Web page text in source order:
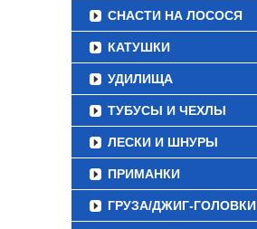
СНАСТИ НА ЛОСОСЯ
КАТУШКИ
УДИЛИЩА
ТУБУСЫ И ЧЕХЛЫ
ЛЕСКИ И ШНУРЫ
ПРИМАНКИ
ГРУЗА/ДЖИГ-ГОЛОВКИ